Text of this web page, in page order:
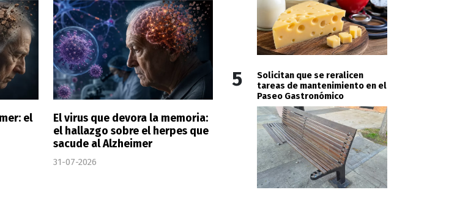
el
El virus que devora la memoria:
el hallazgo sobre el herpes que
sacude al Alzheimer
31-07-2026
5
Solicitan que se reralicen
tareas de mantenimiento en el
Paseo Gastronómico